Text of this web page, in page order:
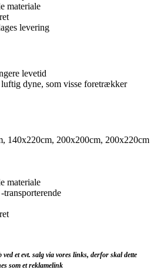
materiale
levering
levetid
dyne, som visse foretrækker
140x220cm, 200x200cm, 200x220cm
materiale
transporterende
et evt. salg via vores links, derfor skal dette
som et reklamelink